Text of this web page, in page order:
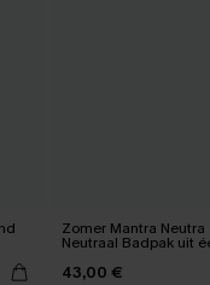
Zomer Mantra Neutra
Neutraal Badpak uit
43,00 €